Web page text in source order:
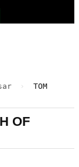
›
TOM
OF